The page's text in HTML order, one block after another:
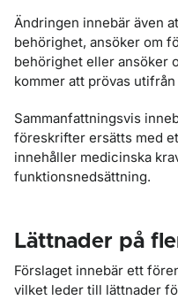
Ändringen innebär även
behörighet, ansöker om
behörighet eller ansöker
kommer att prövas
Sammanfattningsvis
föreskrifter ersätts med
innehåller medicinska
funktionsnedsättning.
Lättnader på
Förslaget innebär ett
vilket leder till lättnader